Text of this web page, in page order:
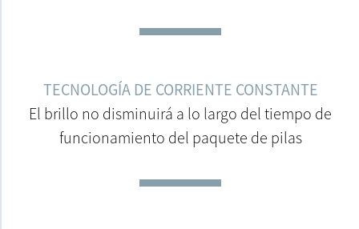
TECNOLOGÍA DE CORRIENTE CONSTANTE
El brillo no disminuirá a lo largo del tiempo de
funcionamiento del paquete de pilas